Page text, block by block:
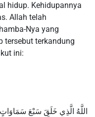
hidup. Kehidupannya
Allah telah
Nya yang
tersebut terkandung
ini:
اللَّهُ الَّذِي خَلَقَ سَبْعَ سَمَاوَاتٍ